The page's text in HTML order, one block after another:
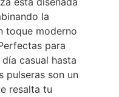
la
toque moderno
para
casual hasta
pulseras son un
resalta tu